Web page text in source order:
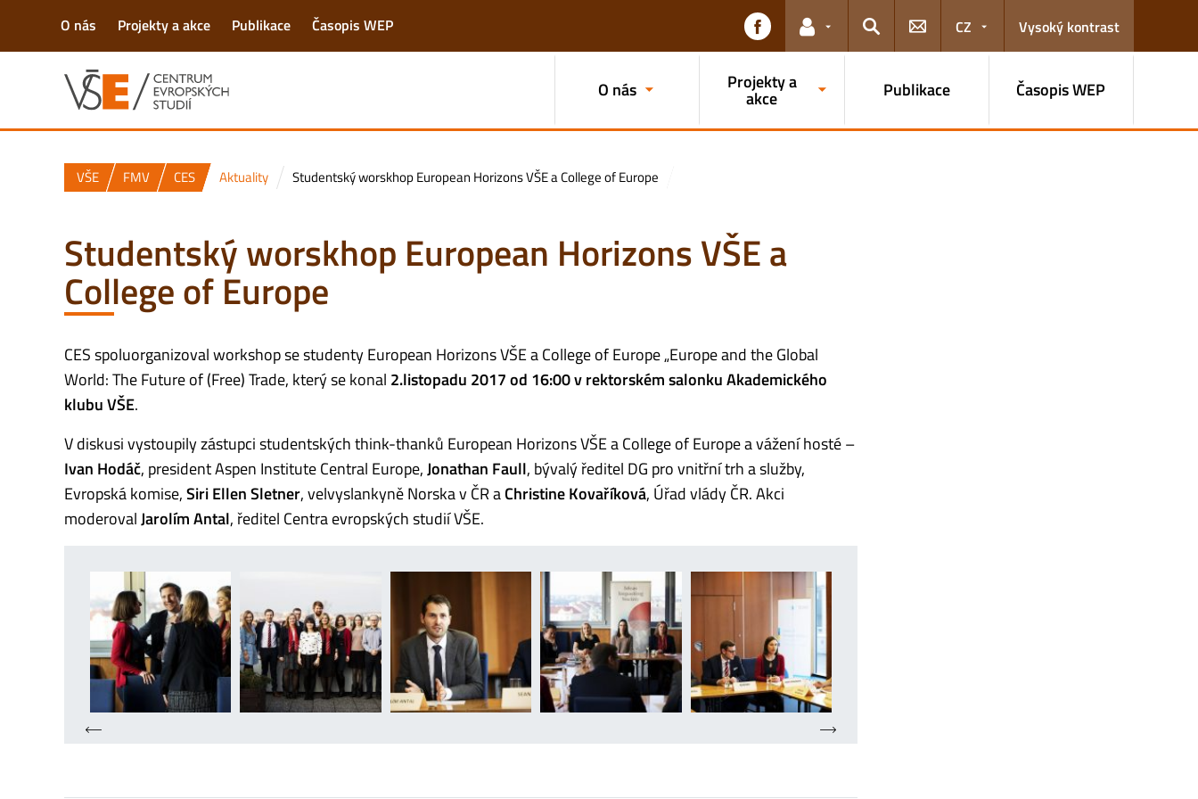
O nás Projekty a akce Publikace Časopis WEP
Odkazy pro uživatele
Hledat
CZ Vysoký kontrast
O nás Projekty a
akce Publikace Časopis WEP
VŠE FMV CES Aktuality Studentský worskhop European Horizons VŠE a College of Europe
Studentský worskhop European Horizons VŠE a
College of Europe
CES spoluorganizoval workshop se studenty European Horizons VŠE a College of Europe „Europe and the Global
World: The Future of (Free) Trade, který se konal 2.listopadu 2017 od 16:00 v rektorském salonku Akademického
klubu VŠE.
V diskusi vystoupily zástupci studentských think-thanků European Horizons VŠE a College of Europe a vážení hosté –
Ivan Hodáč, president Aspen Institute Central Europe,Jonathan Faull, bývalý ředitel DG pro vnitřní trh a služby,
Evropská komise,Siri Ellen Sletner, velvyslankyně Norska v ČR aChristine Kovaříková, Úřad vlády ČR. Akci
moderovalJarolím Antal, ředitel Centra evropských studií VŠE.